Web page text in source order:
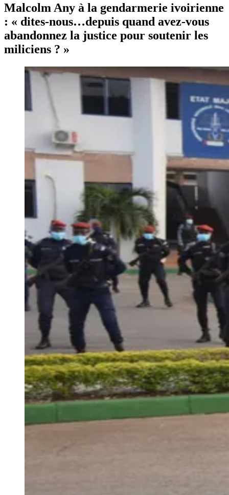
Malcolm Any à la gendarmerie ivoirienne
: « dites-nous…depuis quand avez-vous
abandonnez la justice pour soutenir les
miliciens ? »